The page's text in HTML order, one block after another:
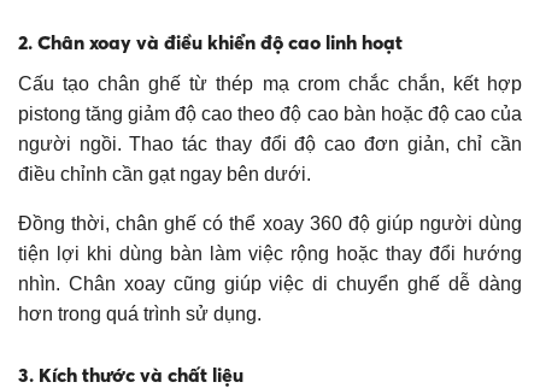
2. Chân xoay và điều khiển độ cao linh hoạt
Cấu tạo chân ghế từ thép mạ crom chắc chắn, kết hợp
pistong tăng giảm độ cao theo độ cao bàn hoặc độ cao của
người ngồi. Thao tác thay đổi độ cao đơn giản, chỉ cần
điều chỉnh cần gạt ngay bên dưới.
Đồng thời, chân ghế có thể xoay 360 độ giúp người dùng
tiện lợi khi dùng bàn làm việc rộng hoặc thay đổi hướng
nhìn. Chân xoay cũng giúp việc di chuyển ghế dễ dàng
hơn trong quá trình sử dụng.
3. Kích thước và chất liệu